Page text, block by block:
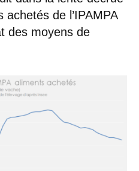
achetés de l’IPAMPA
des moyens de